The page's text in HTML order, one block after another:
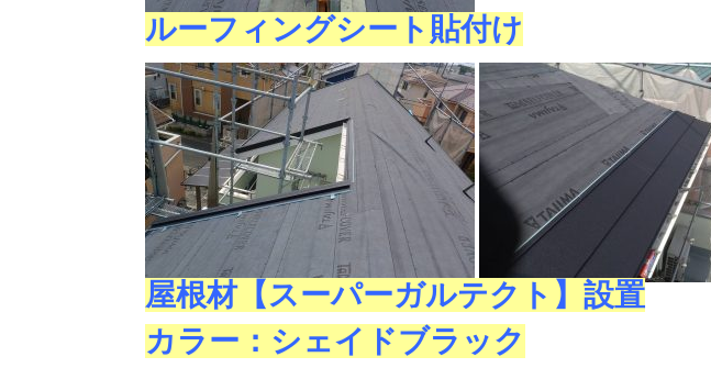
ルーフィングシート貼付け
屋根材【スーパーガルテクト】設置
カラー：シェイドブラック